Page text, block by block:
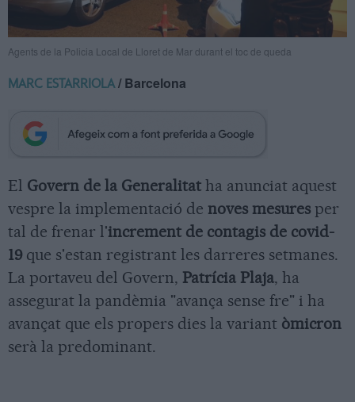
Agents de la Policia Local de Lloret de Mar durant el toc de queda
MARC ESTARRIOLA/ Barcelona
El Govern de la Generalitat ha anunciat aquest
vespre la implementació de noves mesures per
tal de frenar l'increment de contagis de covid-
19 que s'estan registrant les darreres setmanes.
La portaveu del Govern, Patrícia Plaja, ha
assegurat la pandèmia "avança sense fre" i ha
avançat que els propers dies la variant òmicron
serà la predominant.